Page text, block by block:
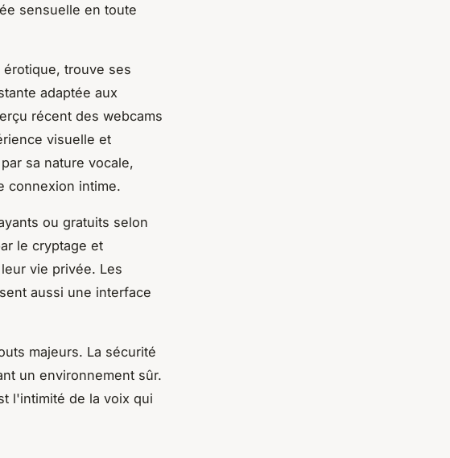
sensuelle en toute
trouve ses
adaptée aux
récent des webcams
visuelle et
sa nature vocale,
connexion intime.
ou gratuits selon
le cryptage et
vie privée. Les
aussi une interface
majeurs. La sécurité
un environnement sûr.
l'intimité de la voix qui